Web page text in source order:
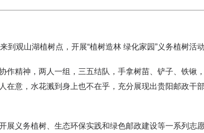
到观山湖植树点，开展“植树造林 绿化家园”义务植树活动
作精神，两人一组，三五结队，手拿树苗、铲子、铁锹
在意，水花溅到身上也不在乎，充分展现出贵阳邮政干
展义务植树、生态环保实践和绿色邮政建设等一系列志